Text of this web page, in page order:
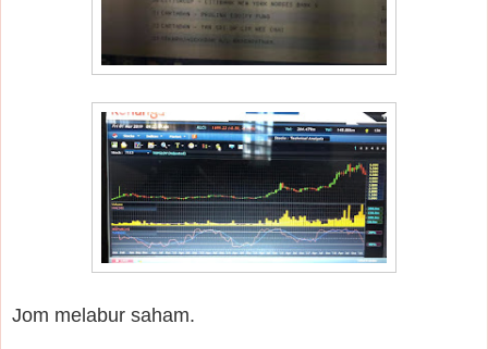
Jom melabur saham.